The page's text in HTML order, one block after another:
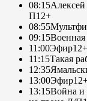
08:15
П12+
08:55
09:15
11:00Эфир12+
11:15Такая
12:35
13:00Эфир
13:15Война и